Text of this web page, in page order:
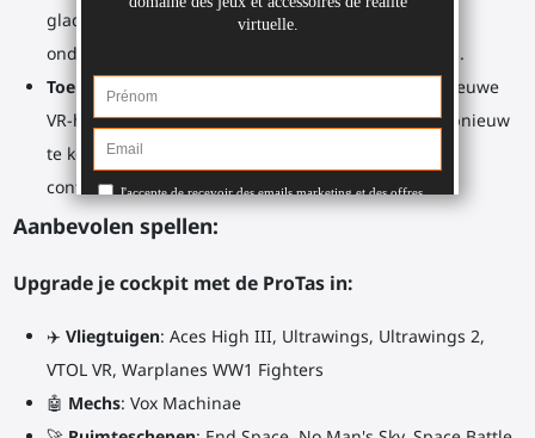
gladde muuroppervlak plaatsen. Nu heb je
ondersteuning voor je controllers met hun houders.
Toekomstbestendig
: Krijg je in de toekomst een nieuwe
VR-headset? Dan hoef je niet het hele accessoire opnieuw
te kopen. Koop gewoon de houders voor je nieuwe
controllers.
Aanbevolen spellen:
Upgrade je cockpit met de ProTas in:
✈️ Vliegtuigen: Aces High III, Ultrawings, Ultrawings 2,
VTOL VR, Warplanes WW1 Fighters
🤖 Mechs: Vox Machinae